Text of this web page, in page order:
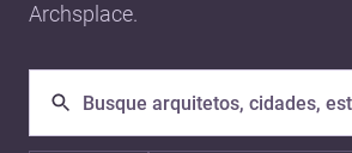
Archsplace.